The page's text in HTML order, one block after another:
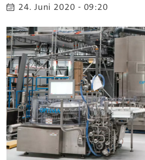
24. Juni 2020 - 09:20